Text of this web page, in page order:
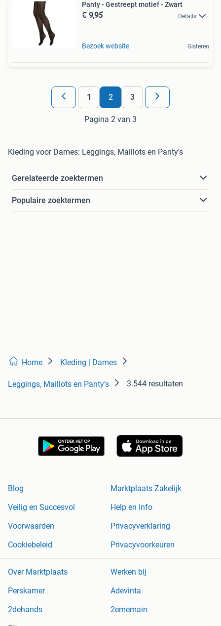
Panty - Gestreept motief - Zwart
€ 9,95 Details
Bezoek website Gisteren
1 2 3
Pagina 2 van 3
Kleding voor Dames: Leggings, Maillots en Panty's
Gerelateerde zoektermen
Populaire zoektermen
Home Kleding | Dames
Leggings, Maillots en Panty's 3.544 resultaten
Blog
Marktplaats Zakelijk
Veilig en Succesvol
Help en Info
Voorwaarden
Privacyverklaring
Cookiebeleid
Privacyvoorkeuren
Over Marktplaats
Werken bij
Perskamer
Adevinta
2dehands
2ememain